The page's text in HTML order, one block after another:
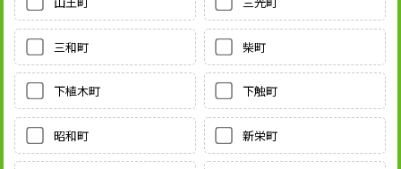
三和町 柴町
下植木町 下触町
昭和町 新栄町